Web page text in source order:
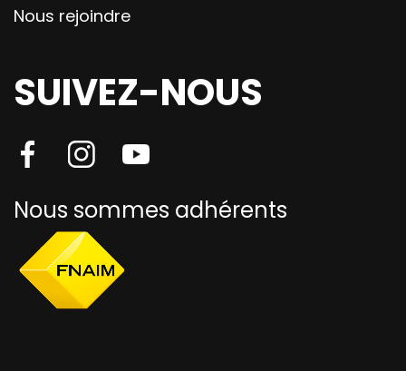
Nous rejoindre
SUIVEZ-NOUS
Nous sommes adhérents